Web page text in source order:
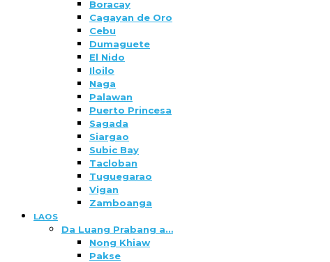
Boracay
Cagayan de Oro
Cebu
Dumaguete
El Nido
Iloilo
Naga
Palawan
Puerto Princesa
Sagada
Siargao
Subic Bay
Tacloban
Tuguegarao
Vigan
Zamboanga
LAOS
Da Luang Prabang a…
Nong Khiaw
Pakse